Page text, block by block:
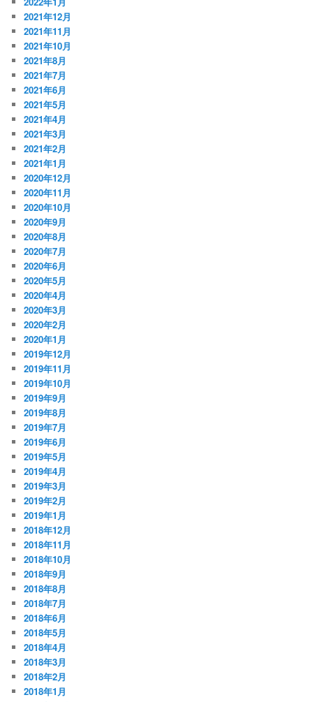
2021年12月
2021年11月
2021年10月
2021年8月
2021年7月
2021年6月
2021年5月
2021年4月
2021年3月
2021年2月
2021年1月
2020年12月
2020年11月
2020年10月
2020年9月
2020年8月
2020年7月
2020年6月
2020年5月
2020年4月
2020年3月
2020年2月
2020年1月
2019年12月
2019年11月
2019年10月
2019年9月
2019年8月
2019年7月
2019年6月
2019年5月
2019年4月
2019年3月
2019年2月
2019年1月
2018年12月
2018年11月
2018年10月
2018年9月
2018年8月
2018年7月
2018年6月
2018年5月
2018年4月
2018年3月
2018年2月
2018年1月